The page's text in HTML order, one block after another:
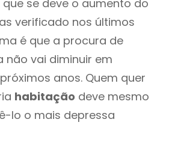
se deve o aumento do
verificado nos últimos
é que a procura de
não vai diminuir em
anos. Quem quer
habitação deve mesmo
lo o mais depressa